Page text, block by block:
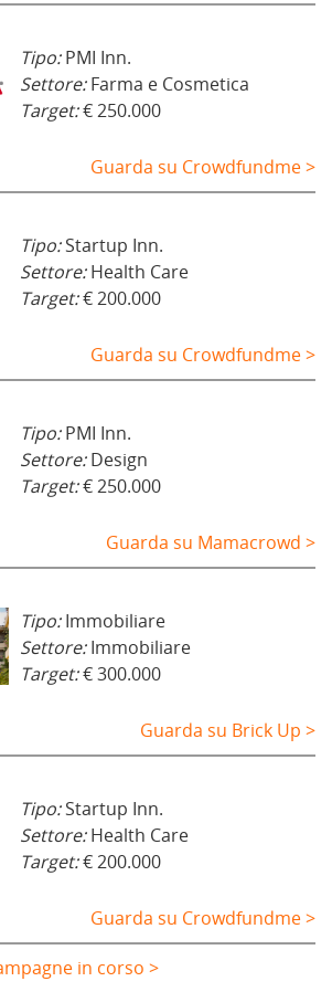
Tipo:PMI Inn.
Settore:Farma e Cosmetica
Target:€ 250.000
Guarda su Crowdfundme >
Tipo:Startup Inn.
Settore:Health Care
Target:€ 200.000
Guarda su Crowdfundme >
Tipo:PMI Inn.
Settore:Design
Target:€ 250.000
Guarda su Mamacrowd >
Tipo:Immobiliare
Settore:Immobiliare
Target:€ 300.000
Guarda su Brick Up >
Tipo:Startup Inn.
Settore:Health Care
Target:€ 200.000
Guarda su Crowdfundme >
in corso >